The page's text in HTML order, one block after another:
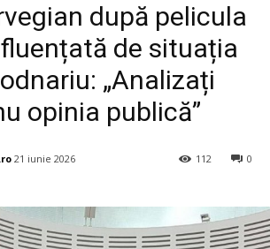
după pelicula
de situația
„Analizați
opinia publică”
21 iunie 2026 0
112